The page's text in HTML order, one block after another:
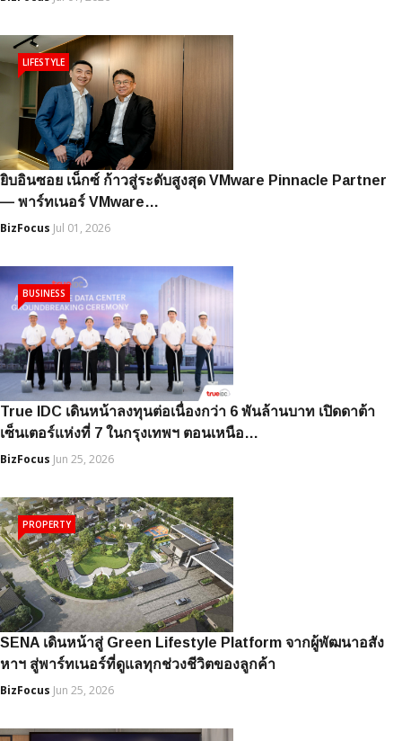
ยิบอินซอย เน็กซ์ ก้าวสู่ระดับสูงสุด VMware Pinnacle Partner
— พาร์ทเนอร์ VMware…
BizFocus Jul 01, 2026
LIFESTYLE
True IDC เดินหน้าลงทุนต่อเนื่องกว่า 6 พันล้านบาท เปิดดาต้า
เซ็นเตอร์แห่งที่ 7 ในกรุงเทพฯ ตอนเหนือ…
BizFocus Jun 25, 2026
BUSINESS
SENA เดินหน้าสู่ Green Lifestyle Platform จากผู้พัฒนาอสัง
หาฯ สู่พาร์ทเนอร์ที่ดูแลทุกช่วงชีวิตของลูกค้า
BizFocus Jun 25, 2026
PROPERTY